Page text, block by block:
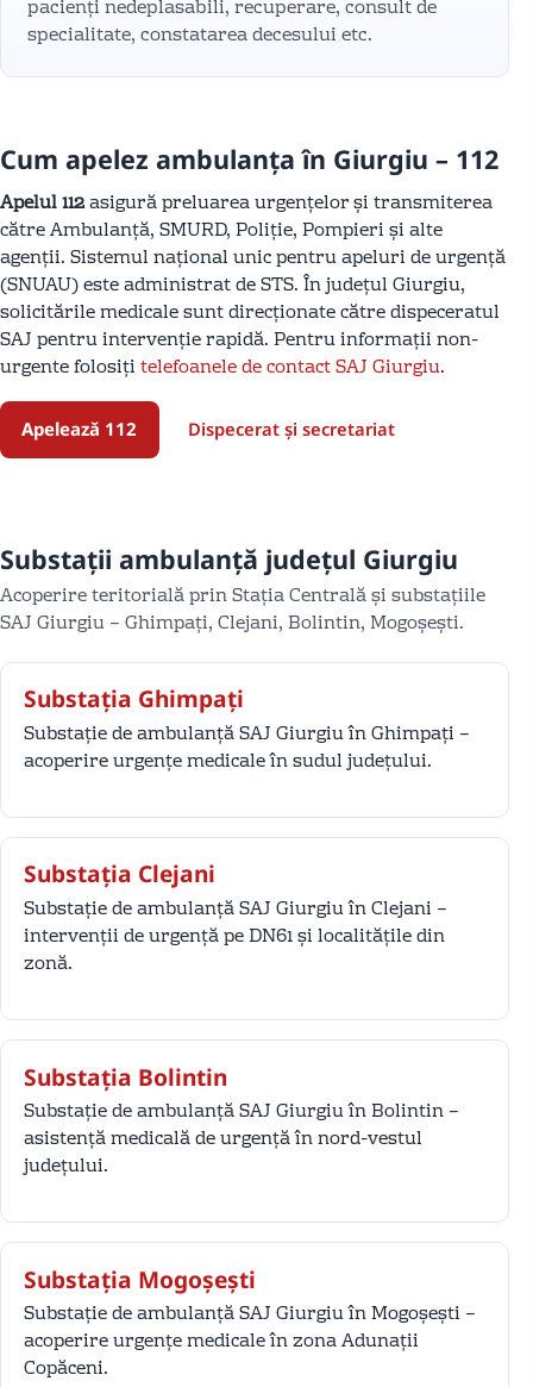
pacienți nedeplasabili, recuperare, consult de
specialitate, constatarea decesului etc.
Cum apelez ambulanța în Giurgiu – 112
Apelul 112asigură preluarea urgențelor și transmiterea
către Ambulanță, SMURD, Poliție, Pompieri și alte
agenții. Sistemul național unic pentru apeluri de urgență
(SNUAU) este administrat de STS. În județul Giurgiu,
solicitările medicale sunt direcționate către dispeceratul
SAJ pentru intervenție rapidă. Pentru informații non-
urgente folosițitelefoanele de contact SAJ Giurgiu.
Apelează 112 Dispecerat și secretariat
Substații ambulanță județul Giurgiu
Acoperire teritorială prin Stația Centrală și substațiile
SAJ Giurgiu – Ghimpați, Clejani, Bolintin, Mogoșești.
Substația Ghimpați
Substație de ambulanță SAJ Giurgiu în Ghimpați –
acoperire urgențe medicale în sudul județului.
Substația Clejani
Substație de ambulanță SAJ Giurgiu în Clejani –
intervenții de urgență pe DN61 și localitățile din
zonă.
Substația Bolintin
Substație de ambulanță SAJ Giurgiu în Bolintin –
asistență medicală de urgență în nord-vestul
județului.
Substația Mogoșești
Substație de ambulanță SAJ Giurgiu în Mogoșești –
acoperire urgențe medicale în zona Adunații
Copăceni.